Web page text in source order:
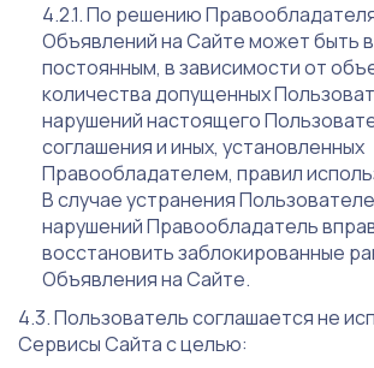
По решению
Объявлений на Сайте может быть
постоянным, в зависимости от
количества допущенных
нарушений настоящего
соглашения и иных, установленных
Правообладателем, правил
В случае устранения
нарушений Правообладатель
восстановить заблокированные
Объявления на Сайте.
Пользователь соглашается не
Сервисы Сайта с целью: